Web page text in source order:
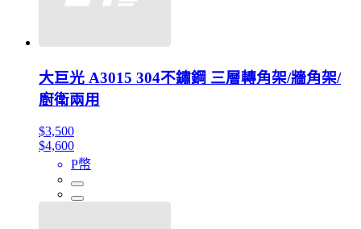
大巨光 A3015 304不鏽鋼 三層轉角架/牆角架/
廚衛兩用
$3,500
$4,600
P幣